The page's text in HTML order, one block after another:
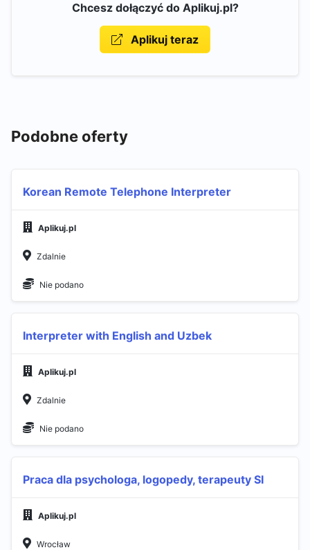
Chcesz dołączyć do Aplikuj.pl?
Aplikuj teraz
Podobne oferty
Korean Remote Telephone Interpreter
Aplikuj.pl
Zdalnie
Nie podano
Interpreter with English and Uzbek
Aplikuj.pl
Zdalnie
Nie podano
Praca dla psychologa, logopedy, terapeuty SI
Aplikuj.pl
Wrocław